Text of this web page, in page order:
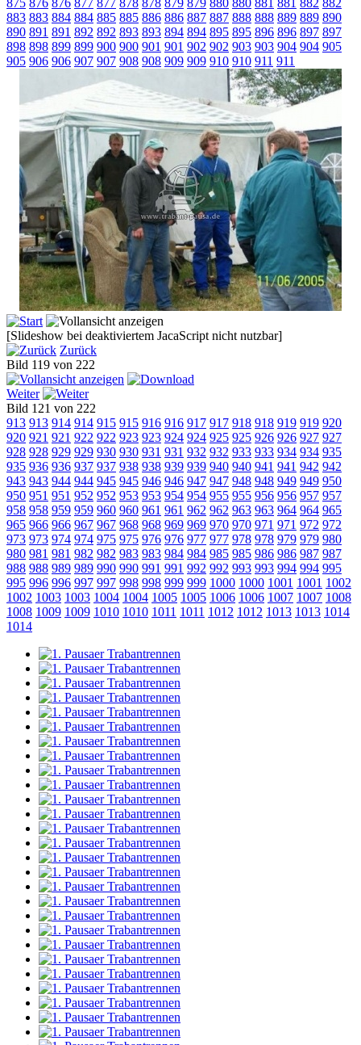
875 876 876 877 877 878 878 879 879 880 880 881 881 882 882
883 883 884 884 885 885 886 886 887 887 888 888 889 889 890
890 891 891 892 892 893 893 894 894 895 895 896 896 897 897
898 898 899 899 900 900 901 901 902 902 903 903 904 904 905
905 906 906 907 907 908 908 909 909 910 910 911 911
[Slideshow bei deaktiviertem JacaScript nicht nutzbar]
Zurück
Bild 119 von 222
Weiter
Bild 121 von 222
913 913 914 914 915 915 916 916 917 917 918 918 919 919 920
920 921 921 922 922 923 923 924 924 925 925 926 926 927 927
928 928 929 929 930 930 931 931 932 932 933 933 934 934 935
935 936 936 937 937 938 938 939 939 940 940 941 941 942 942
943 943 944 944 945 945 946 946 947 947 948 948 949 949 950
950 951 951 952 952 953 953 954 954 955 955 956 956 957 957
958 958 959 959 960 960 961 961 962 962 963 963 964 964 965
965 966 966 967 967 968 968 969 969 970 970 971 971 972 972
973 973 974 974 975 975 976 976 977 977 978 978 979 979 980
980 981 981 982 982 983 983 984 984 985 985 986 986 987 987
988 988 989 989 990 990 991 991 992 992 993 993 994 994 995
995 996 996 997 997 998 998 999 999 1000 1000 1001 1001 1002
1002 1003 1003 1004 1004 1005 1005 1006 1006 1007 1007 1008
1008 1009 1009 1010 1010 1011 1011 1012 1012 1013 1013 1014
1014